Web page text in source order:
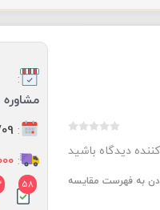
دیدگاه باشید
به فهرست مقایسه
:
:
:
20,000
58